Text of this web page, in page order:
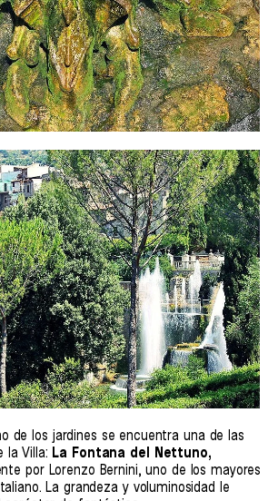
de los jardines se encuentra una de las
la Villa: La Fontana del Nettuno,
por Lorenzo Bernini, uno de los mayores
La grandeza y voluminosidad le